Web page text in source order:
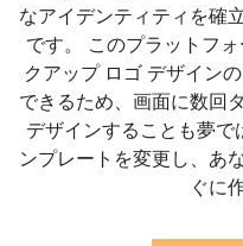
なアイデンティティを確
です。 このプラットフ
クアップ ロゴ デザイン
できるため、画面に数回
デザインすることも夢
ンプレートを変更し、あ
ぐに